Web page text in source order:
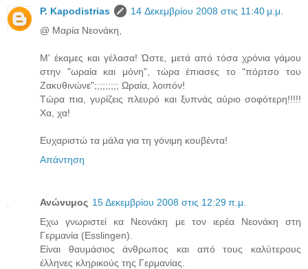
P. Kapodistrias
14 Δεκεμβρίου 2008 στις 11:40 μ.μ.
@ Μαρία Νεονάκη,
Μ' έκαμες και γέλασα! Ώστε, μετά από τόσα χρόνια γάμου
στην "ωραία και μόνη", τώρα έπιασες το "πόρτσο του
Ζακυθινώνε";;;;;;;;; Ωραία, λοιπόν!
Τώρα πια, γυρίζεις πλευρό και ξυπνάς αύριο σοφότερη!!!!!
Χα, χα!
Ευχαριστώ τα μάλα για τη γόνιμη κουβέντα!
Απάντηση
Ανώνυμος 15 Δεκεμβρίου 2008 στις 12:29 π.μ.
Εχω γνωριστεί κα Νεονάκη με τον ιερέα Νεονάκη στη
Γερμανία (Esslingen).
Είναι θαυμάσιος άνθρωπος και από τους καλύτερους
έλληνες κληρικούς της Γερμανίας.